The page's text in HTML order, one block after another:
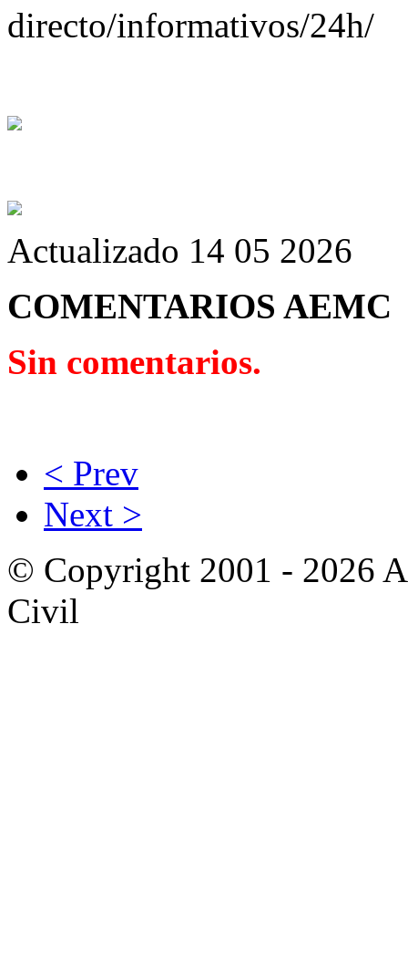
directo/informativos/24h/
Actualizado 14 05 2026
COMENTARIOS AEMC
Sin comentarios.
< Prev
Next >
© Copyright 2001 - 2026
Civil